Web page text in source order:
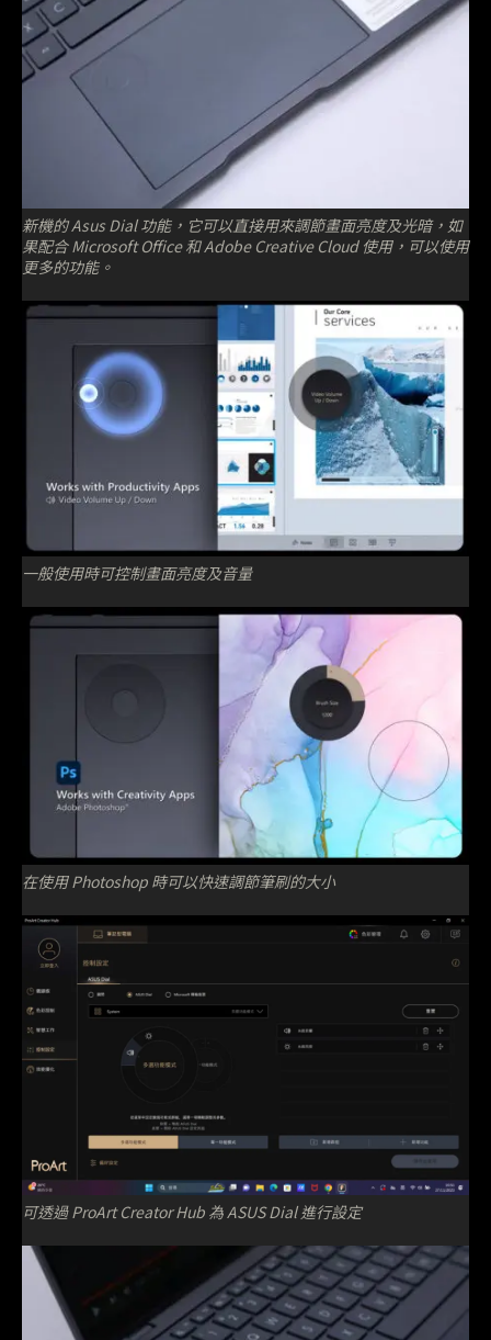
新機的 Asus Dial 功能，它可以直接用來調節畫面亮度及光暗，如
果配合 Microsoft Office 和 Adobe Creative Cloud 使用，可以使用
更多的功能。
一般使用時可控制畫面亮度及音量
在使用 Photoshop 時可以快速調節筆刷的大小
可透過 ProArt Creator Hub 為 ASUS Dial 進行設定